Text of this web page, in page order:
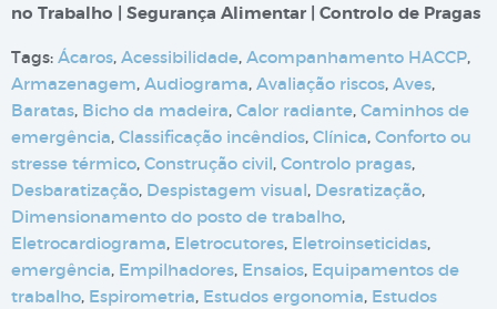
no Trabalho | Segurança Alimentar | Controlo de Pragas
Tags: Ácaros, Acessibilidade, Acompanhamento HACCP,
Armazenagem, Audiograma, Avaliação riscos, Aves,
Baratas, Bicho da madeira, Calor radiante, Caminhos de
emergência, Classificação incêndios, Clínica, Conforto ou
stresse térmico, Construção civil, Controlo pragas,
Desbaratização, Despistagem visual, Desratização,
Dimensionamento do posto de trabalho,
Eletrocardiograma, Eletrocutores, Eletroinseticidas,
emergência, Empilhadores, Ensaios, Equipamentos de
trabalho, Espirometria, Estudos ergonomia, Estudos